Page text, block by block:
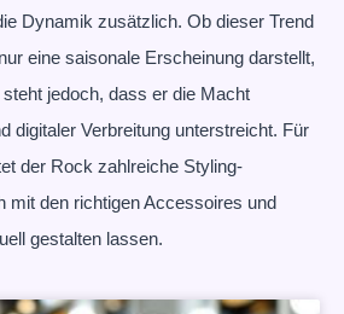
Dynamik zusätzlich. Ob dieser Trend
eine saisonale Erscheinung darstellt,
jedoch, dass er die Macht
digitaler Verbreitung unterstreicht. Für
der Rock zahlreiche Styling-
mit den richtigen Accessoires und
gestalten lassen.